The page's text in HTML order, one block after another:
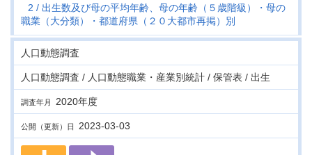
2
出生数及び母の平均年齢、母の年齢（５歳階級）・母の
職業（大分類）・都道府県（２０大都市再掲）別
人口動態調査
人口動態調査 / 人口動態職業・産業別統計 / 保管表 / 出生
調査年月 2020年度
公開（更新）日 2023-03-03